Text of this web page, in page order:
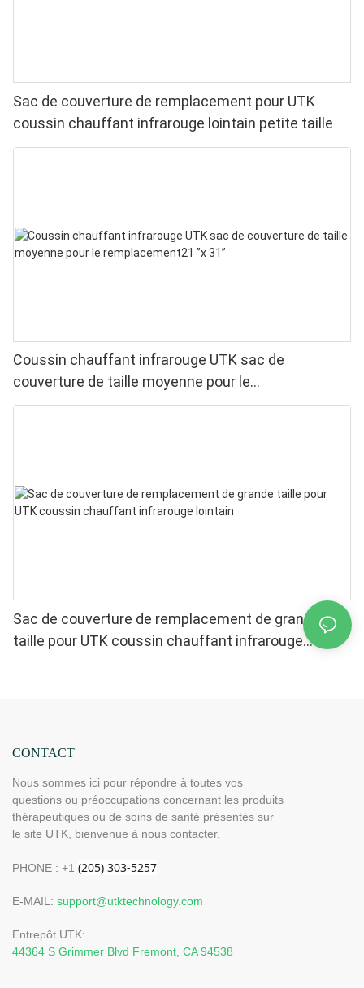
Sac de couverture de remplacement pour UTK
coussin chauffant infrarouge lointain petite taille
Coussin chauffant infrarouge UTK sac de
couverture de taille moyenne pour le
remplacement21 ”x 31”
Sac de couverture de remplacement de grande
taille pour UTK coussin chauffant infrarouge
CONTACT
Nous sommes ici pour répondre à toutes vos
questions ou préoccupations concernant les produits
thérapeutiques ou de soins de santé présentés sur
le site UTK, bienvenue à nous contacter.
PHONE : +1
E-MAIL: support@utktechnology.com
Entrepôt UTK:
44364 S Grimmer Blvd Fremont, CA 94538